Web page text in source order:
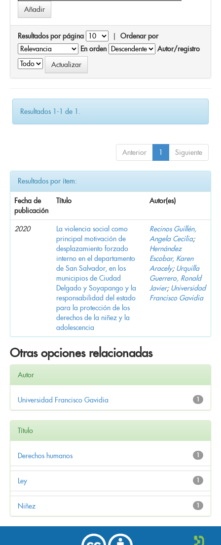
Resultados por página | Ordenar por
En orden
Autor/registro
Resultados 1-1 de 1.
Anterior 1 Siguiente
Resultados por ítem:
Fecha de
publicación
Título Autor(es)
2020
La violencia social como
principal motivación de
desplazamiento forzado
interno en el departamento
de San Salvador, en los
municipios de Ciudad
Delgado y Soyapango y la
responsabilidad del estado
para la protección de los
derechos de la niñez y la
adolescencia
Recinos Guillén,
Angela Cecilia;
Hernández
Escobar, Karen
Aracely; Urquilla
Guerrero, Ronald
Javier; Universidad
Francisco Gavidia
Otras opciones relacionadas
Autor
1
Universidad Francisco Gavidia
Título
1
Derechos humanos
1
Ley
1
Niñez